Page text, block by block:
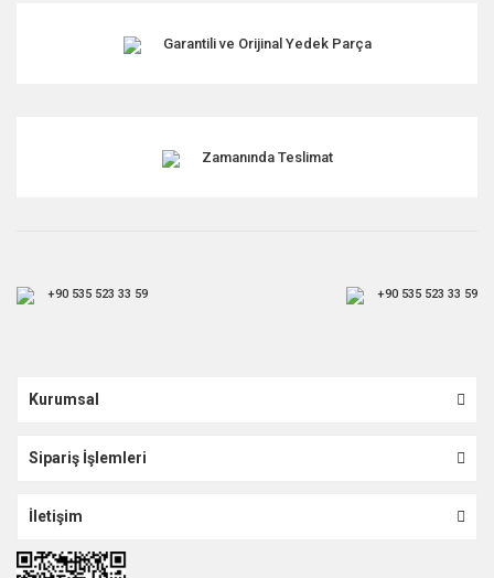
Garantili ve Orijinal Yedek Parça
Zamanında Teslimat
+90 535 523 33 59 +90 535 523 33 59
Kurumsal
Sipariş İşlemleri
İletişim